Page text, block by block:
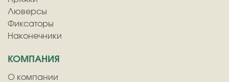
Люверсы
Фиксаторы
Наконечники
КОМПАНИЯ
О компании